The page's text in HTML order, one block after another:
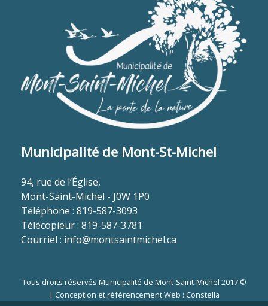
Municipalité de Mont-St-Michel
94, rue de l’Église,
Mont-Saint-Michel - J0W 1P0
Téléphone : 819-587-3093
Télécopieur : 819-587-3781
Courriel : info@montsaintmichel.ca
Tous droits réservés Municipalité de Mont-Saint-Michel 2017 ©
| Conception et référencement Web : Constella